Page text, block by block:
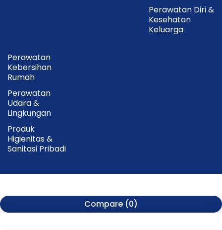
Perawatan Diri &
Kesehatan
Keluarga
Perawatan
Kebersihan
Rumah
Perawatan
Udara &
Lingkungan
Produk
Higienitas &
Sanitasi Pribadi
Compare (0)